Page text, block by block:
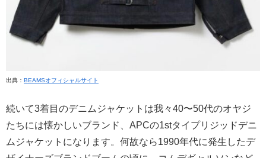
出典： BEAMSオフィシャルサイト
続いて3着目のデニムジャケットは我々40〜50代のオヤジ
たちには懐かしいブランド、APCの1stタイプリジッドデニ
ムジャケットになります。何故なら1990年代に発生したデ